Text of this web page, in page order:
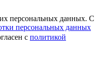
персональных данных. С
персональных данных
с политикой